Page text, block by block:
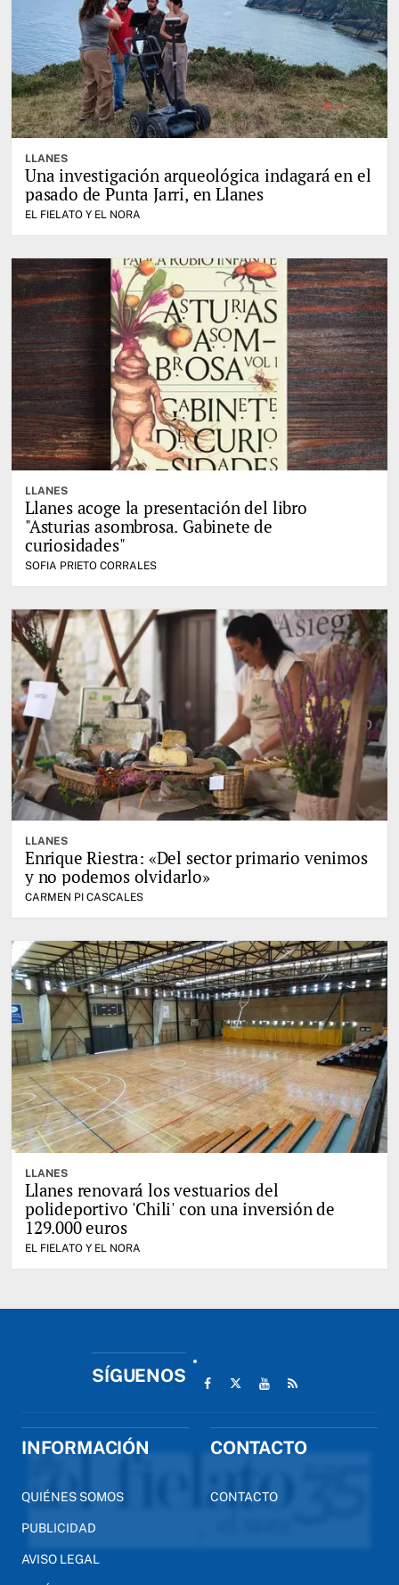
LLANES
Una investigación arqueológica indagará en el
pasado de Punta Jarri, en Llanes
EL FIELATO Y EL NORA
LLANES
Llanes acoge la presentación del libro
"Asturias asombrosa. Gabinete de
curiosidades"
SOFIA PRIETO CORRALES
LLANES
Enrique Riestra: «Del sector primario venimos
y no podemos olvidarlo»
CARMEN PI CASCALES
LLANES
Llanes renovará los vestuarios del
polideportivo 'Chili' con una inversión de
129.000 euros
EL FIELATO Y EL NORA
SÍGUENOS
INFORMACIÓN
QUIÉNES SOMOS
PUBLICIDAD
AVISO LEGAL
CONTACTO
CONTACTO